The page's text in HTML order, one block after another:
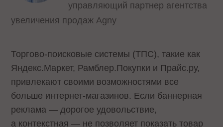
управляющий партнер агентства
увеличения продаж Agny
Торгово-поисковые системы (ТПС), такие как
Яндекс.Маркет, Рамблер.Покупки и Прайс.ру,
привлекают своими возможностями все
больше интернет-магазинов. Если баннерная
реклама — дорогое удовольствие,
а контекстная — не позволяет показать товар